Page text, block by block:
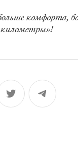
комфорта,
километры»!